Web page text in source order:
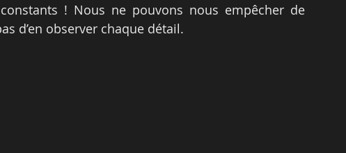
! Nous ne pouvons nous empêcher de
d’en observer chaque détail.